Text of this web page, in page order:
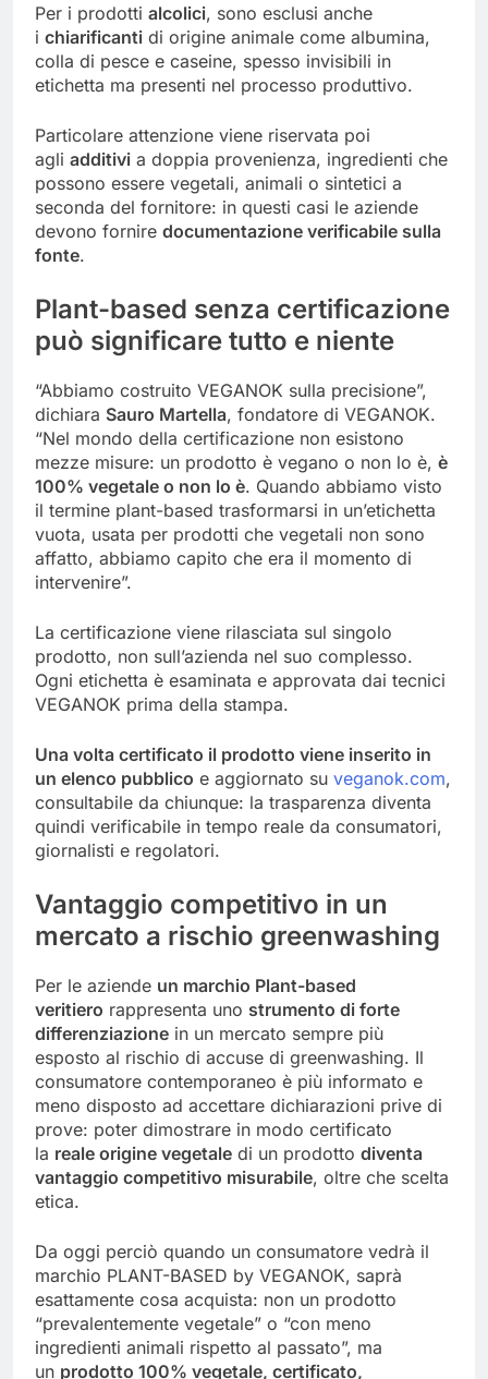
Per i prodotti alcolici, sono esclusi anche
i chiarificanti di origine animale come albumina,
colla di pesce e caseine, spesso invisibili in
etichetta ma presenti nel processo produttivo.
Particolare attenzione viene riservata poi
agli additivi a doppia provenienza, ingredienti che
possono essere vegetali, animali o sintetici a
seconda del fornitore: in questi casi le aziende
devono fornire documentazione verificabile sulla
fonte.
Plant-based senza certificazione
può significare tutto e niente
“Abbiamo costruito VEGANOK sulla precisione”,
dichiara Sauro Martella, fondatore di VEGANOK.
“Nel mondo della certificazione non esistono
mezze misure: un prodotto è vegano o non lo è, è
100% vegetale o non lo è. Quando abbiamo visto
il termine plant-based trasformarsi in un’etichetta
vuota, usata per prodotti che vegetali non sono
affatto, abbiamo capito che era il momento di
intervenire”.
La certificazione viene rilasciata sul singolo
prodotto, non sull’azienda nel suo complesso.
Ogni etichetta è esaminata e approvata dai tecnici
VEGANOK prima della stampa.
Una volta certificato il prodotto viene inserito in
un elenco pubblico e aggiornato su veganok.com,
consultabile da chiunque: la trasparenza diventa
quindi verificabile in tempo reale da consumatori,
giornalisti e regolatori.
Vantaggio competitivo in un
mercato a rischio greenwashing
Per le aziende un marchio Plant-based
veritiero rappresenta uno strumento di forte
differenziazione in un mercato sempre più
esposto al rischio di accuse di greenwashing. Il
consumatore contemporaneo è più informato e
meno disposto ad accettare dichiarazioni prive di
prove: poter dimostrare in modo certificato
la reale origine vegetale di un prodotto diventa
vantaggio competitivo misurabile, oltre che scelta
etica.
Da oggi perciò quando un consumatore vedrà il
marchio PLANT-BASED by VEGANOK, saprà
esattamente cosa acquista: non un prodotto
“prevalentemente vegetale” o “con meno
ingredienti animali rispetto al passato”, ma
un prodotto 100% vegetale, certificato,